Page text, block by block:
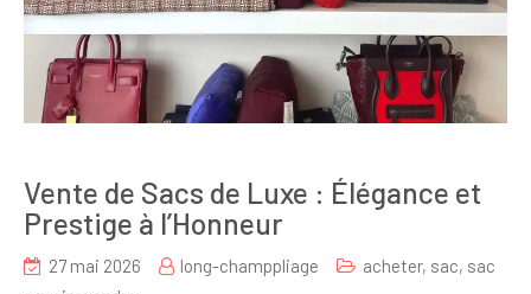
Vente de Sacs de Luxe : Élégance et
Prestige à l’Honneur
27 mai 2026 long-champpliage acheter, sac, sac